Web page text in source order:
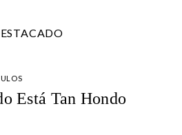
Está Tan Hondo